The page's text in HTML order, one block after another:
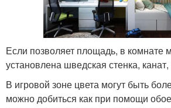
Если позволяет площадь, в комнате
установлена шведская стенка, канат,
В игровой зоне цвета могут быть
можно добиться как при помощи